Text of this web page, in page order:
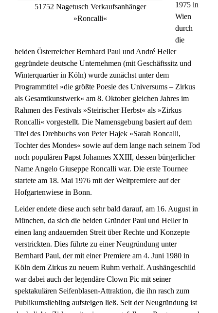
51752 Nagetusch Verkaufsanhänger
»Roncalli«
1975 in
Wien
durch
die
beiden Österreicher Bernhard Paul und André Heller
gegründete deutsche Unternehmen (mit Geschäftssitz und
Winterquartier in Köln) wurde zunächst unter dem
Programmtitel »die größte Poesie des Universums – Zirkus
als Gesamtkunstwerk« am 8. Oktober gleichen Jahres im
Rahmen des Festivals »Steirischer Herbst« als »Zirkus
Roncalli« vorgestellt. Die Namensgebung basiert auf dem
Titel des Drehbuchs von Peter Hajek »Sarah Roncalli,
Tochter des Mondes« sowie auf dem lange nach seinem Tod
noch populären Papst Johannes XXIII, dessen bürgerlicher
Name Angelo Giuseppe Roncalli war. Die erste Tournee
startete am 18. Mai 1976 mit der Weltpremiere auf der
Hofgartenwiese in Bonn.
Leider endete diese auch sehr bald darauf, am 16. August in
München, da sich die beiden Gründer Paul und Heller in
einen lang andauernden Streit über Rechte und Konzepte
verstrickten. Dies führte zu einer Neugründung unter
Bernhard Paul, der mit einer Premiere am 4. Juni 1980 in
Köln dem Zirkus zu neuem Ruhm verhalf. Aushängeschild
war dabei auch der legendäre Clown Pic mit seiner
spektakulären Seifenblasen-Attraktion, die ihn rasch zum
Publikumsliebling aufsteigen ließ. Seit der Neugründung ist